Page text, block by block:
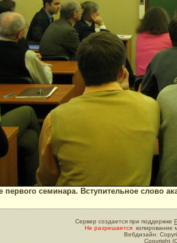
первого семинара. Вступительное слово
Сервер создается при поддержке
Не разрешается копирование
Вебдизайн:
Copyright